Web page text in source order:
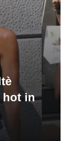
hot in